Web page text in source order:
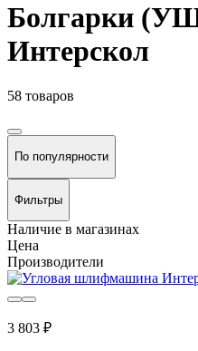
Болгарки
Интерскол
58 товаров
По популярности
Фильтры
Наличие в магазинах
Цена
Производители
3 803 ₽